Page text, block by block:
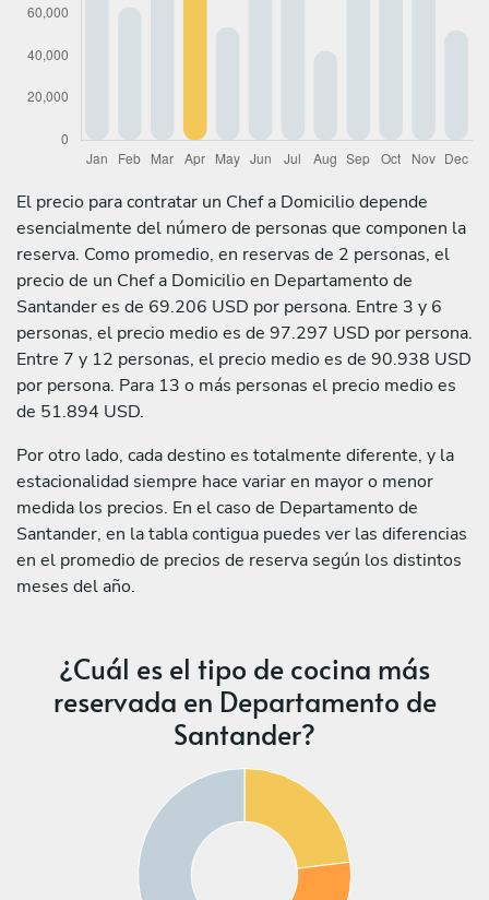
El precio para contratar un Chef a Domicilio depende
esencialmente del número de personas que componen la
reserva. Como promedio, en reservas de 2 personas, el
precio de un Chef a Domicilio en Departamento de
Santander es de 69.206 USD por persona. Entre 3 y 6
personas, el precio medio es de 97.297 USD por persona.
Entre 7 y 12 personas, el precio medio es de 90.938 USD
por persona. Para 13 o más personas el precio medio es
de 51.894 USD.
Por otro lado, cada destino es totalmente diferente, y la
estacionalidad siempre hace variar en mayor o menor
medida los precios. En el caso de Departamento de
Santander, en la tabla contigua puedes ver las diferencias
en el promedio de precios de reserva según los distintos
meses del año.
¿Cuál es el tipo de cocina más
reservada en Departamento de
Santander?